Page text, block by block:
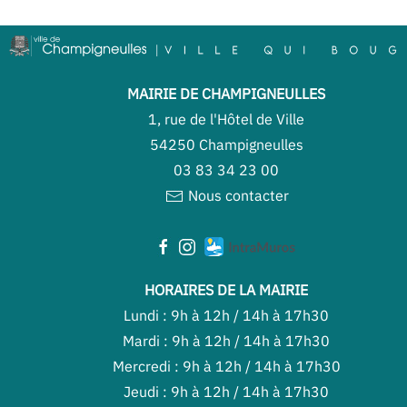
MAIRIE DE CHAMPIGNEULLES
1, rue de l'Hôtel de Ville
54250 Champigneulles
03 83 34 23 00
Nous contacter
HORAIRES DE LA MAIRIE
Lundi : 9h à 12h / 14h à 17h30
Mardi : 9h à 12h / 14h à 17h30
Mercredi : 9h à 12h / 14h à 17h30
Jeudi : 9h à 12h / 14h à 17h30